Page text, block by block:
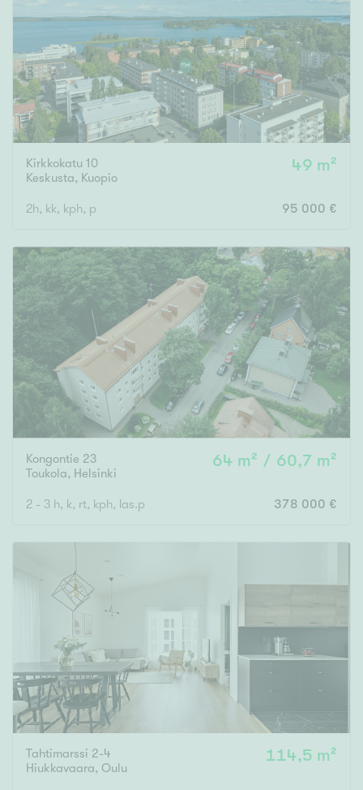
Kirkkokatu 10
Keskusta, Kuopio
49 m²
2h, kk, kph, p 95 000 €
Kongontie 23
Toukola, Helsinki
64 m² / 60,7 m²
2 - 3 h, k, rt, kph, las.p 378 000 €
Tahtimarssi 2-4
Hiukkavaara, Oulu
114,5 m²